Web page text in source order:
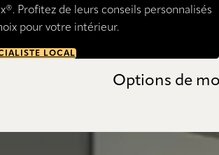
Profitez de leurs conseils personnalisés
pour votre intérieur.
LOCAL
Options de